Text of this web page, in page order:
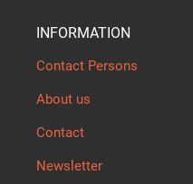
INFORMATION
Contact Persons
About us
Contact
Newsletter